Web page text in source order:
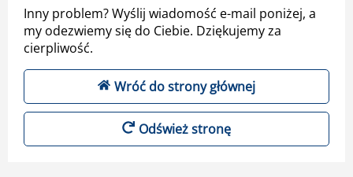
Inny problem? Wyślij wiadomość e-mail poniżej, a
my odezwiemy się do Ciebie. Dziękujemy za
cierpliwość.
Wróć do strony głównej
Odśwież stronę